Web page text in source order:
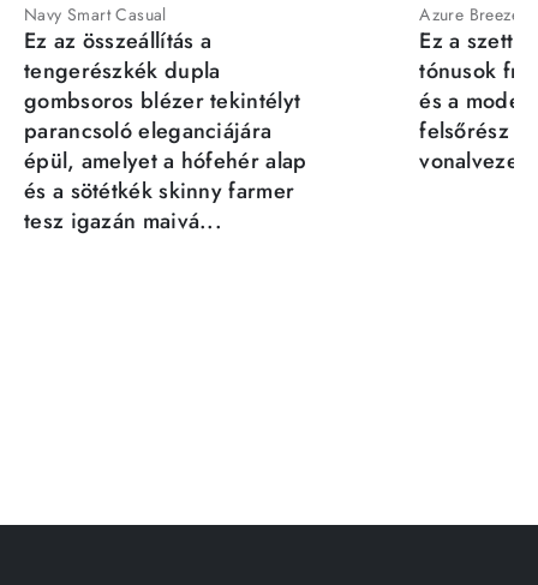
Navy Smart Casual
Ez az összeállítás a
tengerészkék dupla
gombsoros blézer tekintélyt
parancsoló eleganciájára
épül, amelyet a hófehér alap
és a sötétkék skinny farmer
tesz igazán maivá...
Azure Breeze
Ez a szett
tónusok
és a
felsőrész